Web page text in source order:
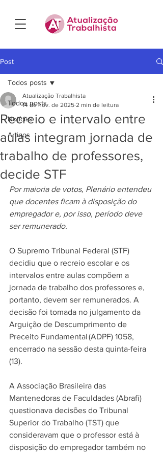
Post
Todos posts
Notícias
Artigos
Todos posts
Recreio e intervalo entre
aulas integram jornada de
trabalho de professores,
decide STF
Atualização Trabalhista
14 de nov. de 2025 2 min de leitura
Por maioria de votos, Plenário entendeu
que docentes ficam à disposição do
empregador e, por isso, período deve
ser remunerado.
O Supremo Tribunal Federal (STF)
decidiu que o recreio escolar e os
intervalos entre aulas compõem a
jornada de trabalho dos professores e,
portanto, devem ser remunerados. A
decisão foi tomada no julgamento da
Arguição de Descumprimento de
Preceito Fundamental (ADPF) 1058,
encerrado na sessão desta quinta-feira
(13).
A Associação Brasileira das
Mantenedoras de Faculdades (Abrafi)
questionava decisões do Tribunal
Superior do Trabalho (TST) que
consideravam que o professor está à
disposição do empregador também no